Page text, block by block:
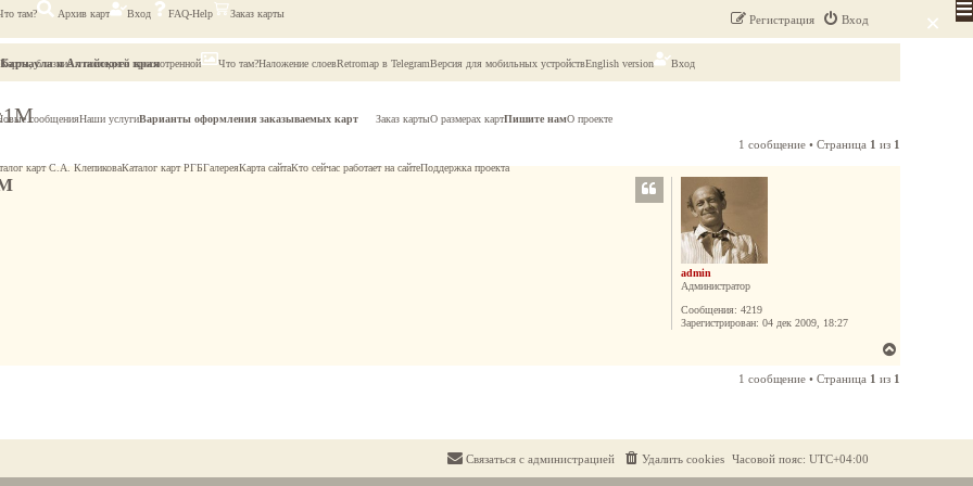
там? Архив карт Вход FAQ-Help Заказ карты ×
Карты, близкие к последней просмотренной Что там?Наложение слоевRetromap в TelegramВерсия для мобильных устройствEnglish version Вход
сообщенияНаши услугиВарианты оформления заказываемых карт Заказ картыО размерах картПишите намО проекте
карт С.А. КлепиковаКаталог карт РГБГалереяКарта сайтаКто сейчас работает на сайтеПоддержка проекта
Вход
Регистрация
и Алтайского края
1 сообщение • Страница 1 из 1
admin
Администратор
Сообщения: 4219
Зарегистрирован: 04 дек 2009, 18:27
1 сообщение • Страница 1 из 1
Часовой пояс: UTC+04:00
Удалить cookies
Связаться с администрацией